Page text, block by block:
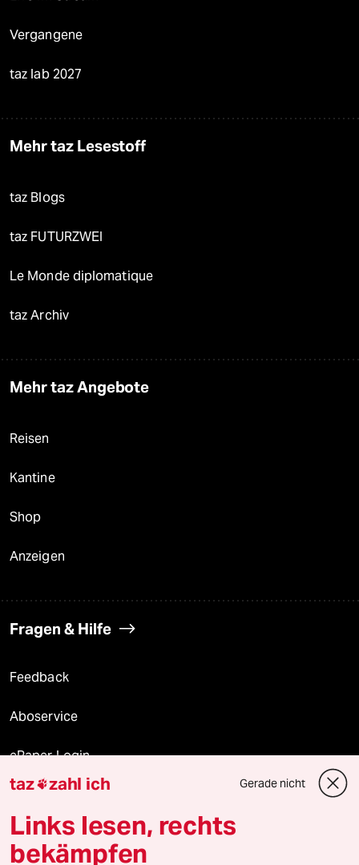
Vergangene
taz lab 2027
Mehr taz Lesestoff
taz Blogs
taz FUTURZWEI
Le Monde diplomatique
taz Archiv
Mehr taz Angebote
Reisen
Kantine
Shop
Anzeigen
Fragen & Hilfe
Feedback
Aboservice
ePaper Login
Downloads für Abonnierende
taz zahl ich Gerade nicht
Links lesen, rechts
bekämpfen